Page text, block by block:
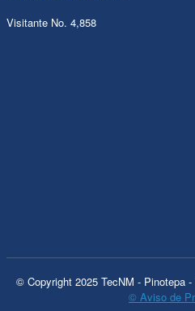
Visitante No. 4,858
© Copyright 2025 TecNM - Pinotepa
© Aviso de